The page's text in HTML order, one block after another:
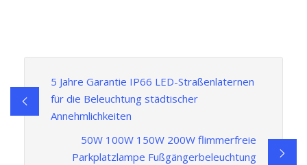
5 Jahre Garantie IP66 LED-Straßenlaternen
für die Beleuchtung städtischer
Annehmlichkeiten
50W 100W 150W 200W flimmerfreie
Parkplatzlampe Fußgängerbeleuchtung